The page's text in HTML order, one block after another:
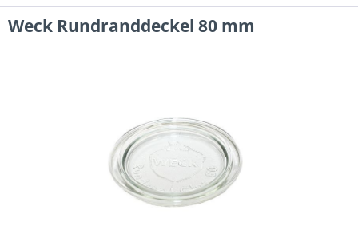
Weck Rundranddeckel 80 mm